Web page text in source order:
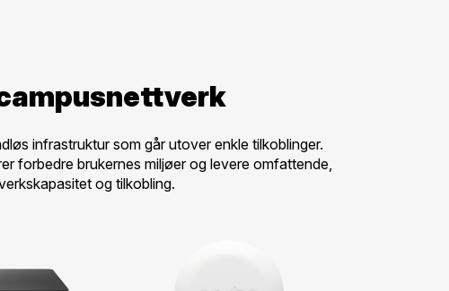
infrastruktur som går utover enkle tilkoblinger.
forbedre brukernes miljøer og levere omfattende,
og tilkobling.